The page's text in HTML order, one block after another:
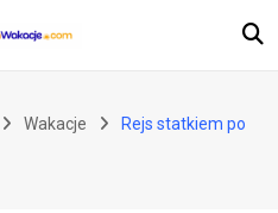
Wakacje
Rejs statkiem po